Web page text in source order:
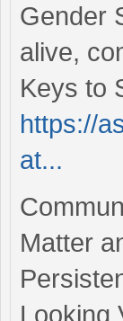
Gender
alive,
Keys to
https://
at...
Matter
Looking